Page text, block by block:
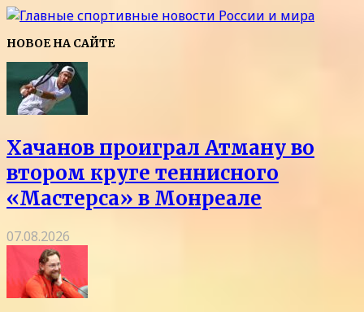
НОВОЕ НА САЙТЕ
Хачанов проиграл Атману во
втором круге теннисного
«Мастерса» в Монреале
07.08.2026